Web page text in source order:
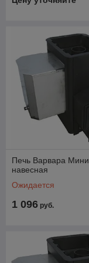
Печь Варвара Мини
навесная
Ожидается
1 096 руб.